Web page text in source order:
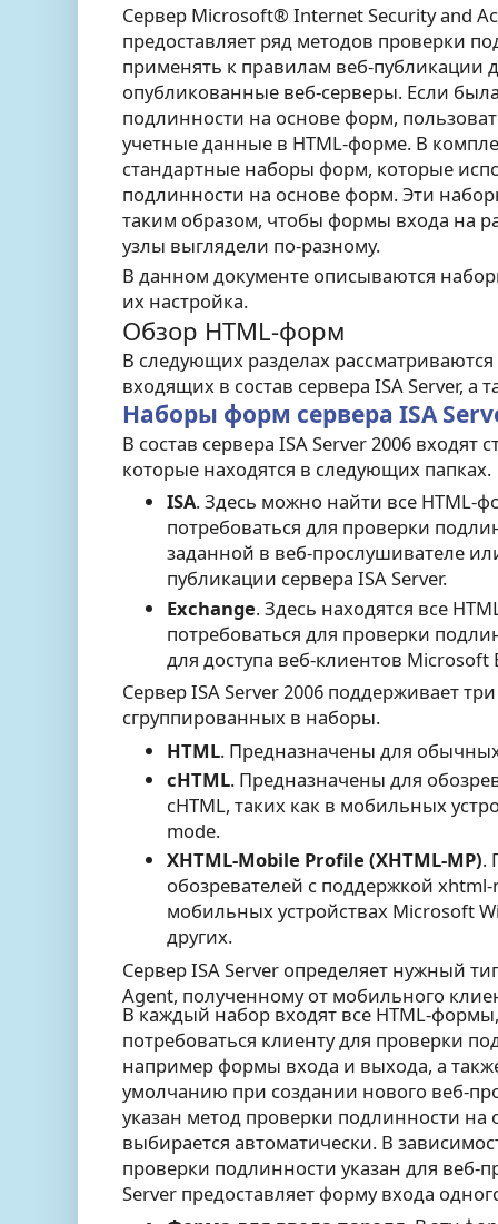
Сервер Microsoft® Internet Security and
предоставляет ряд методов проверки
применять к правилам веб-
опубликованные веб-серверы. Если
подлинности на основе форм,
учетные данные в HTML-форме. В
стандартные наборы форм, которые
подлинности на основе форм. Эти
таким образом, чтобы формы входа на
узлы выглядели по-разному.
В данном документе описываются
их настройка.
Обзор HTML-форм
В следующих разделах
входящих в состав сервера ISA Server, а
Наборы форм сервера ISA
В состав сервера ISA Server 2006
которые находятся в следующих папках.
ISA. Здесь можно найти все HTML-
потребоваться для проверки
заданной в веб-прослушивателе
публикации сервера ISA Server.
Exchange. Здесь находятся все
потребоваться для проверки
для доступа веб-клиентов Microsoft
Сервер ISA Server 2006 поддерживает
сгруппированных в наборы.
HTML. Предназначены для
cHTML. Предназначены для
cHTML, таких как в мобильных
mode.
XHTML-Mobile Profile (XHTML-MP).
обозревателей с поддержкой xhtml-
мобильных устройствах Microsoft
других.
Сервер ISA Server определяет нужный
Agent, полученному от мобильного
В каждый набор входят все HTML-
потребоваться клиенту для проверки
например формы входа и выхода, а
умолчанию при создании нового веб-
указан метод проверки подлинности
выбирается автоматически. В
проверки подлинности указан для веб-
Server предоставляет форму входа